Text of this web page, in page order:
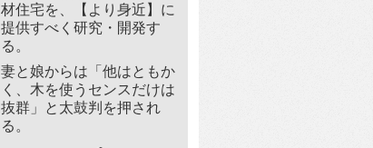
材住宅を、【より身近】に
提供すべく研究・開発す
る。
妻と娘からは「他はともか
く、木を使うセンスだけは
抜群」と太鼓判を押され
る。